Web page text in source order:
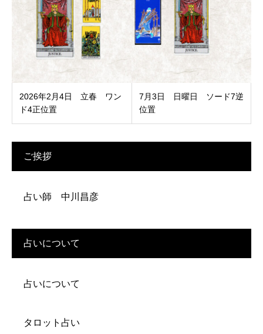
2026年2月4日 立春 ワン
ド4正位置
7月3日 日曜日 ソード7逆
位置
ご挨拶
占い師 中川昌彦
占いについて
占いについて
タロット占い